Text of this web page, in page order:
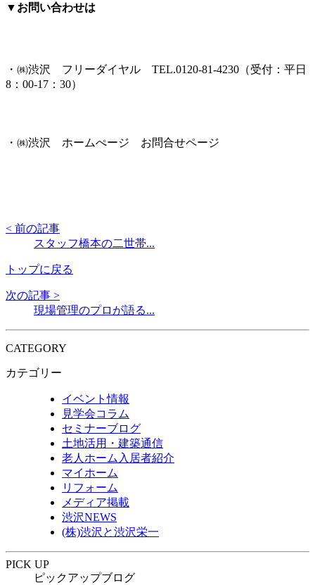
▼お問い合わせは
・㈱渋沢 フリーダイヤル TEL.0120-81-4230（受付：平日
8：00-17：30）
・㈱渋沢 ホームぺージ お問合せページ
< 前の記事
スタッフ橋本の二世帯...
トップに戻る
次の記事 >
現場管理のプロが語る...
CATEGORY
カテゴリー
イベント情報
見学会コラム
セミナーブログ
土地活用・建築通信
老人ホーム入居者紹介
マイホーム
リフォーム
メディア掲載
渋沢NEWS
(株)渋沢と渋沢栄一
PICK UP
ピックアップブログ